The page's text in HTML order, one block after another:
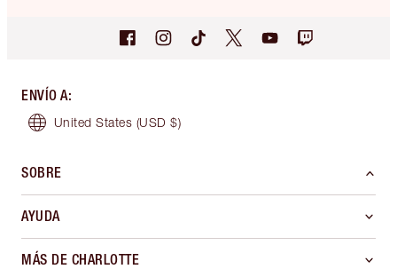
ENVÍO A:
United States (USD $)
SOBRE
AYUDA
MÁS DE CHARLOTTE